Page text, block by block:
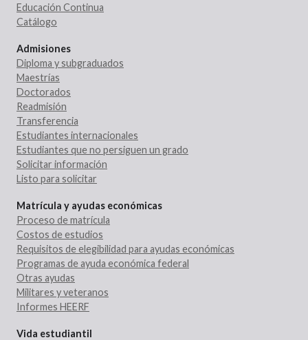
Educación Continua
Catálogo
Admisiones
Diploma y subgraduados
Maestrías
Doctorados
Readmisión
Transferencia
Estudiantes internacionales
Estudiantes que no persiguen un grado
Solicitar información
Listo para solicitar
Matrícula y ayudas económicas
Proceso de matrícula
Costos de estudios
Requisitos de elegibilidad para ayudas económicas
Programas de ayuda económica federal
Otras ayudas
Militares y veteranos
Informes HEERF
Vida estudiantil